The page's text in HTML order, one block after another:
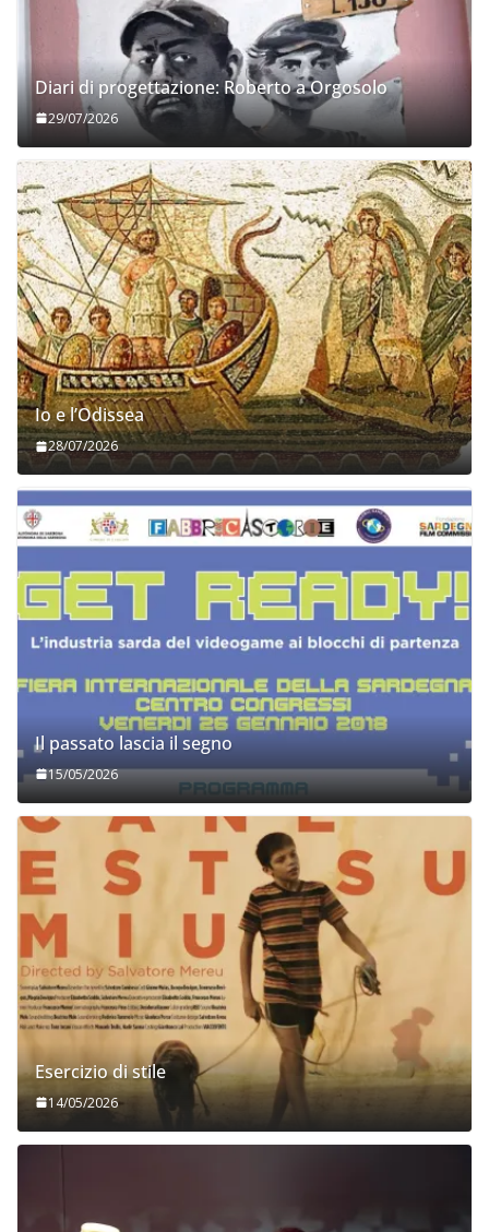
Diari di progettazione: Roberto a Orgosolo
29/07/2026
Io e l’Odissea
28/07/2026
Il passato lascia il segno
15/05/2026
Esercizio di stile
14/05/2026